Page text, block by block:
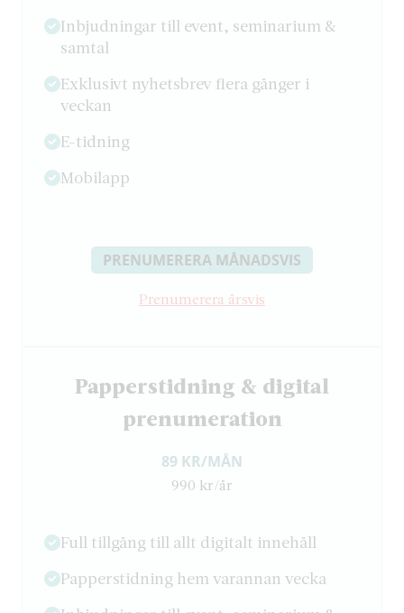
Inbjudningar till event, seminarium &
samtal
Exklusivt nyhetsbrev flera gånger i
veckan
E-tidning
Mobilapp
PRENUMERERA MÅNADSVIS
Prenumerera årsvis
Papperstidning & digital
prenumeration
89 KR/MÅN
990 kr/år
Full tillgång till allt digitalt innehåll
Papperstidning hem varannan vecka